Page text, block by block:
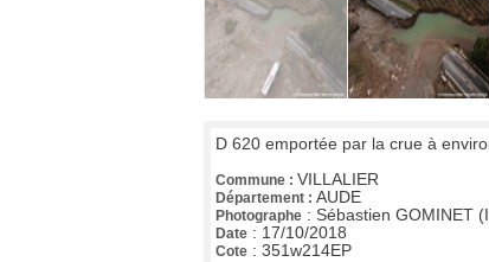
D 620 emportée par la crue à
Commune : VILLALIER
Département : AUDE
Photographe : Sébastien GOMINET
Date : 17/10/2018
Cote : 351w214EP